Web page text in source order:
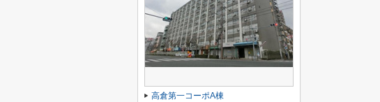
高倉第一コーポA棟